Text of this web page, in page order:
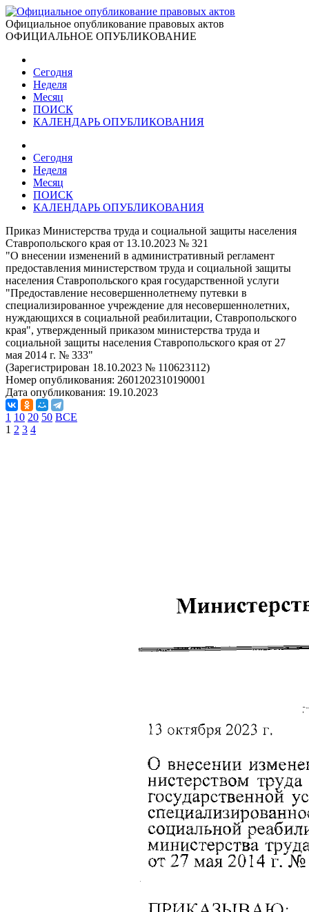
Официальное опубликование правовых актов
ОФИЦИАЛЬНОЕ ОПУБЛИКОВАНИЕ
Сегодня
Неделя
Месяц
ПОИСК
КАЛЕНДАРЬ ОПУБЛИКОВАНИЯ
Сегодня
Неделя
Месяц
ПОИСК
КАЛЕНДАРЬ ОПУБЛИКОВАНИЯ
Приказ Министерства труда и социальной защиты населения
Ставропольского края от 13.10.2023 № 321
"О внесении изменений в административный регламент
предоставления министерством труда и социальной защиты
населения Ставропольского края государственной услуги
"Предоставление несовершеннолетнему путевки в
специализированное учреждение для несовершеннолетних,
нуждающихся в социальной реабилитации, Ставропольского
края", утвержденный приказом министерства труда и
социальной защиты населения Ставропольского края от 27
мая 2014 г. № 333"
(Зарегистрирован 18.10.2023 № 110623112)
Номер опубликования: 2601202310190001
Дата опубликования: 19.10.2023
1 10 20 50 ВСЕ
1 2 3 4